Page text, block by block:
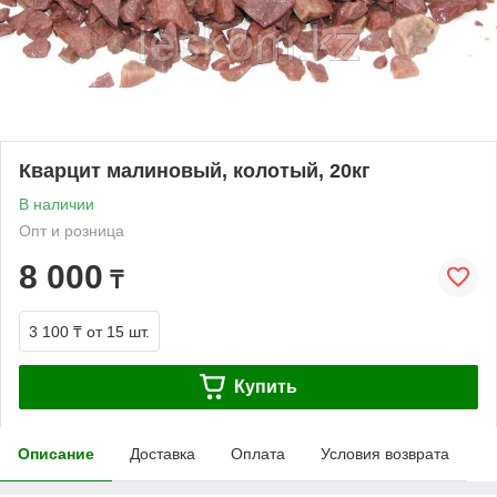
Кварцит малиновый, колотый, 20кг
В наличии
Опт и розница
8 000 ₸
3 100 ₸ от 15 шт.
Купить
Описание Доставка Оплата Условия возврата